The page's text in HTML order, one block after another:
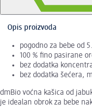
Opis proizvoda
pogodno za bebe od
100 % fino pasirane
bez dodatka
bez dodatka šećera,
dmBio voćna kašica od
je idealan obrok za bebe